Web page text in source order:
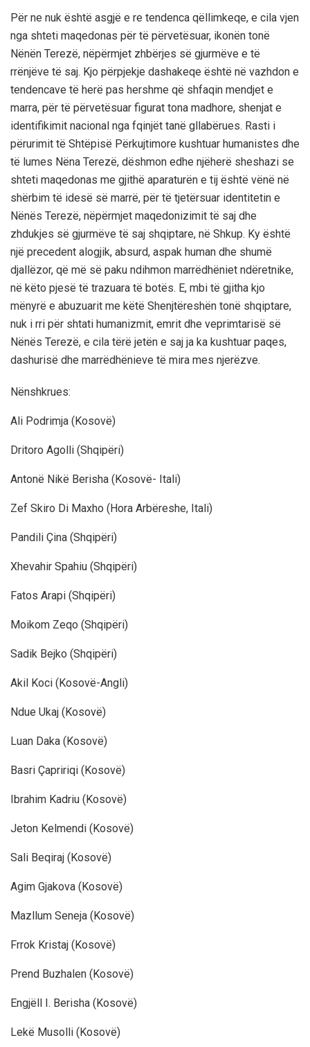
Për ne nuk është asgjë e re tendenca qëllimkeqe, e cila vjen
nga shteti maqedonas për të përvetësuar, ikonën tonë
Nënën Terezë, nëpërmjet zhbërjes së gjurmëve e të
rrënjëve të saj. Kjo përpjekje dashakeqe është në vazhdon e
tendencave të herë pas hershme që shfaqin mendjet e
marra, për të përvetësuar figurat tona madhore, shenjat e
identifikimit nacional nga fqinjët tanë gllabërues. Rasti i
përurimit të Shtëpisë Përkujtimore kushtuar humanistes dhe
të lumes Nëna Terezë, dëshmon edhe njëherë sheshazi se
shteti maqedonas me gjithë aparaturën e tij është vënë në
shërbim të idesë së marrë, për të tjetërsuar identitetin e
Nënës Terezë, nëpërmjet maqedonizimit të saj dhe
zhdukjes së gjurmëve të saj shqiptare, në Shkup. Ky është
një precedent alogjik, absurd, aspak human dhe shumë
djallëzor, që më së paku ndihmon marrëdhëniet ndëretnike,
në këto pjesë të trazuara të botës. E, mbi të gjitha kjo
mënyrë e abuzuarit me këtë Shenjtëreshën tonë shqiptare,
nuk i rri për shtati humanizmit, emrit dhe veprimtarisë së
Nënës Terezë, e cila tërë jetën e saj ja ka kushtuar paqes,
dashurisë dhe marrëdhënieve të mira mes njerëzve.
Nënshkrues:
Ali Podrimja (Kosovë)
Dritoro Agolli (Shqipëri)
Antonë Nikë Berisha (Kosovë- Itali)
Zef Skiro Di Maxho (Hora Arbëreshe, Itali)
Pandili Çina (Shqipëri)
Xhevahir Spahiu (Shqipëri)
Fatos Arapi (Shqipëri)
Moikom Zeqo (Shqipëri)
Sadik Bejko (Shqipëri)
Akil Koci (Kosovë-Angli)
Ndue Ukaj (Kosovë)
Luan Daka (Kosovë)
Basri Çapririqi (Kosovë)
Ibrahim Kadriu (Kosovë)
Jeton Kelmendi (Kosovë)
Sali Beqiraj (Kosovë)
Agim Gjakova (Kosovë)
Mazllum Seneja (Kosovë)
Frrok Kristaj (Kosovë)
Prend Buzhalen (Kosovë)
Engjëll I. Berisha (Kosovë)
Lekë Musolli (Kosovë)